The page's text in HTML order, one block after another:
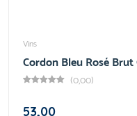
Vins
Cordon Bleu Rosé
(0,00)
53,00